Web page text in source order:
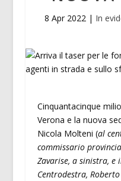
8 Apr 2022| In
Cinquantacinque
Verona e la nuova
Nicola Molteni (al
commissario
Zavarise, a sinistra, e
Centrodestra,